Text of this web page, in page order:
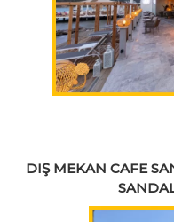
DIŞ MEKAN CAFE